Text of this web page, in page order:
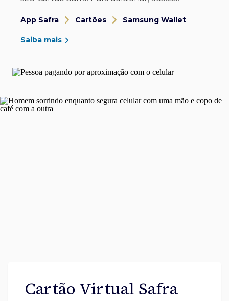
App Safra Cartões Samsung Wallet
Saiba mais
Cartão Virtual Safra